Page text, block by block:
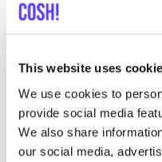
This website uses
We use cookies to
provide social media
We also share
our social media,